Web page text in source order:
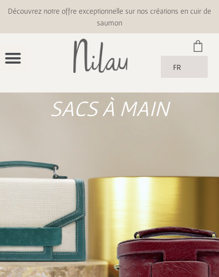
Découvrez notre offre exceptionnelle sur nos créations en cuir de
saumon
FR
SACS À MAIN